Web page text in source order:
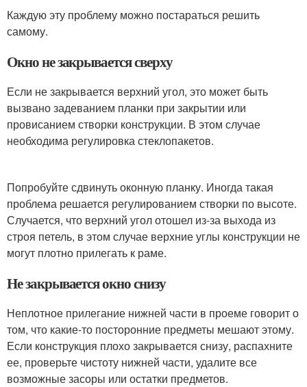
Каждую эту проблему можно постараться решить
самому.
Окно не закрывается сверху
Если не закрывается верхний угол, это может быть
вызвано задеванием планки при закрытии или
провисанием створки конструкции. В этом случае
необходима регулировка стеклопакетов.
Попробуйте сдвинуть оконную планку. Иногда такая
проблема решается регулированием створки по высоте.
Случается, что верхний угол отошел из-за выхода из
строя петель, в этом случае верхние углы конструкции не
могут плотно прилегать к раме.
Не закрывается окно снизу
Неплотное прилегание нижней части в проеме говорит о
том, что какие-то посторонние предметы мешают этому.
Если конструкция плохо закрывается снизу, распахните
ее, проверьте чистоту нижней части, удалите все
возможные засоры или остатки предметов.